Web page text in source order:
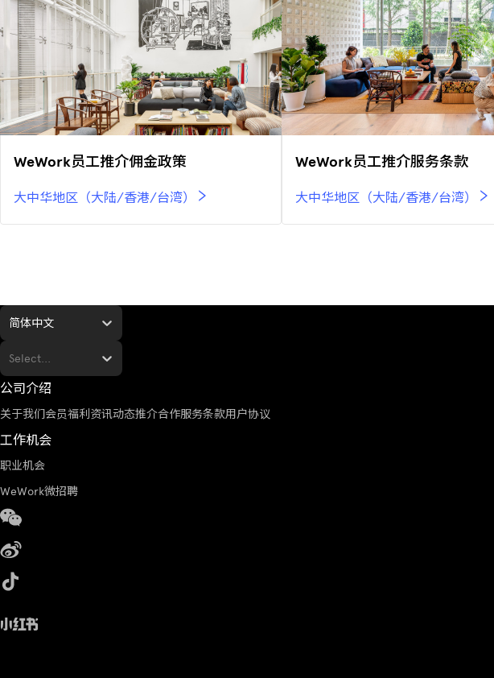
WeWork员工推介佣金政策
大中华地区（大陆/香港/台湾）
WeWork员工推介服务条款
大中华地区（大陆/香港/台湾）
简体中文
Select...
公司介绍
关于我们会员福利 资讯动态推介合作服务条款用户协议
工作机会
职业机会
WeWork微招聘